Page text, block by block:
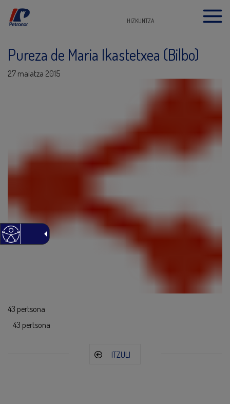
HIZKUNTZA
Pureza de Maria Ikastetxea (Bilbo)
27 maiatza 2015
43 pertsona
43 pertsona
ITZULI